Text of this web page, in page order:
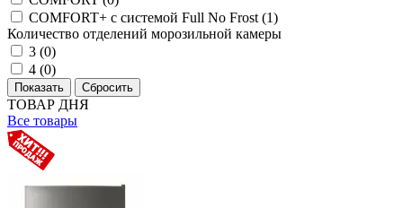
COMFORT+ с системой Full No Frost (1)
Количество отделений морозильной камеры
3 (0)
4 (0)
ТОВАР ДНЯ
Все товары